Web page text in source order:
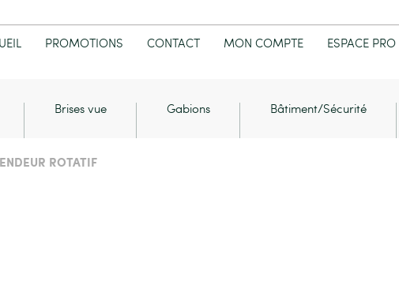
PROMOTIONS CONTACT MON COMPTE ESPACE PRO
Brises vue Gabions Bâtiment/Sécurité
ROTATIF